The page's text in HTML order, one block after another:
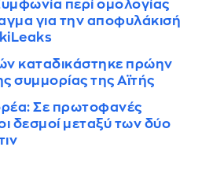
περί ομολογίας
για την αποφυλάκισή
καταδικάστηκε πρώην
συμμορίας της Αϊτής
Σε πρωτοφανές
δεσμοί μεταξύ των δύο